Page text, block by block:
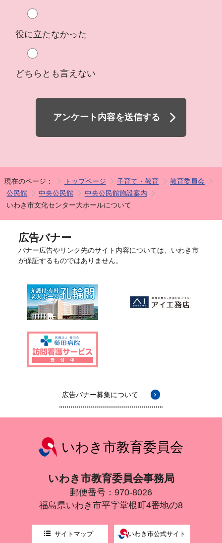
役に立たなかった
どちらとも言えない
アンケート内容を送信する
現在のページ： トップページ 子育て・教育
教育委員会
公民館
中央公民館
中央公民館施設案内
いわき市文化センター大ホールについて
広告バナー
バナー広告やリンク先のサイト内容については、いわき市
が保証するものではありません。
広告バナー募集について
いわき市教育委員会
いわき市教育委員会事務局
郵便番号：970-8026
福島県いわき市平字堂根町4番地の8
サイトマップ いわき市公式サイト